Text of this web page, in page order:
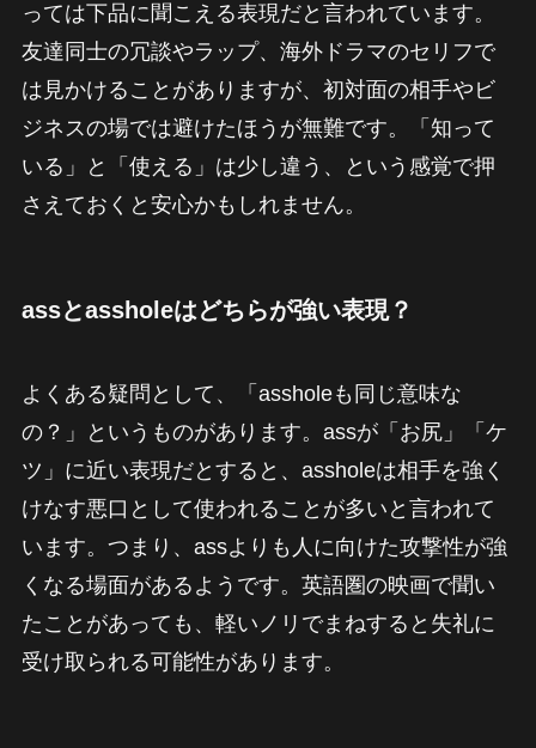
っては下品に聞こえる表現だと言われています。
友達同士の冗談やラップ、海外ドラマのセリフで
は見かけることがありますが、初対面の相手やビ
ジネスの場では避けたほうが無難です。「知って
いる」と「使える」は少し違う、という感覚で押
さえておくと安心かもしれません。
assとassholeはどちらが強い表現？
よくある疑問として、「assholeも同じ意味な
の？」というものがあります。assが「お尻」「ケ
ツ」に近い表現だとすると、assholeは相手を強く
けなす悪口として使われることが多いと言われて
います。つまり、assよりも人に向けた攻撃性が強
くなる場面があるようです。英語圏の映画で聞い
たことがあっても、軽いノリでまねすると失礼に
受け取られる可能性があります。